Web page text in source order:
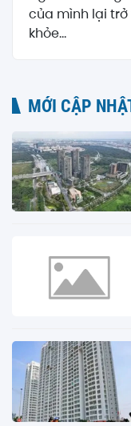
của mình lại trở
khỏe...
MỚI CẬP